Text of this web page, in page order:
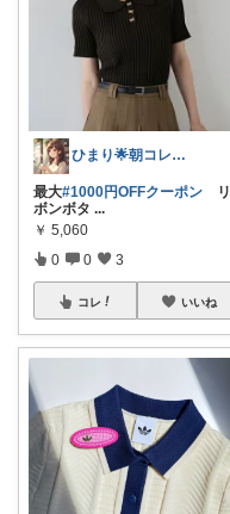
ひまり🌟朝コレ💡いつも感謝💓
最大#1000円OFFクーポン リ
ボンボタ ...
￥ 5,060
0 0 3
コレ いいね